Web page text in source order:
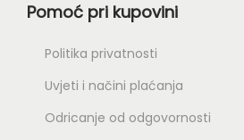
Pomoć pri kupovini
Politika privatnosti
Uvjeti i načini plaćanja
Odricanje od odgovornosti